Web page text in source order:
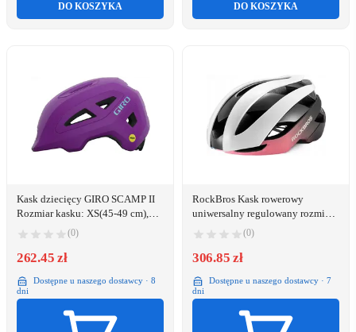
DO KOSZYKA DO KOSZYKA
Kask dziecięcy GIRO SCAMP II
Rozmiar kasku: XS(45-49 cm),
Wybierz kolor: Matte Purple
(0)
262.45 zł
Dostępne u naszego dostawcy · 8
dni
RockBros Kask rowerowy
uniwersalny regulowany rozmiar
L niebiesko-różowy ROCKBROS
(0)
306.85 zł
Dostępne u naszego dostawcy · 7
dni